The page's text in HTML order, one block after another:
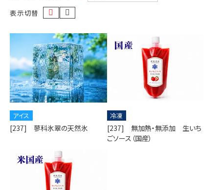
表示切替
アイス
[237] 蓼科氷翠の天然氷
冷凍
[237] 無加熱・無添加 生いち
ごソース（国産）